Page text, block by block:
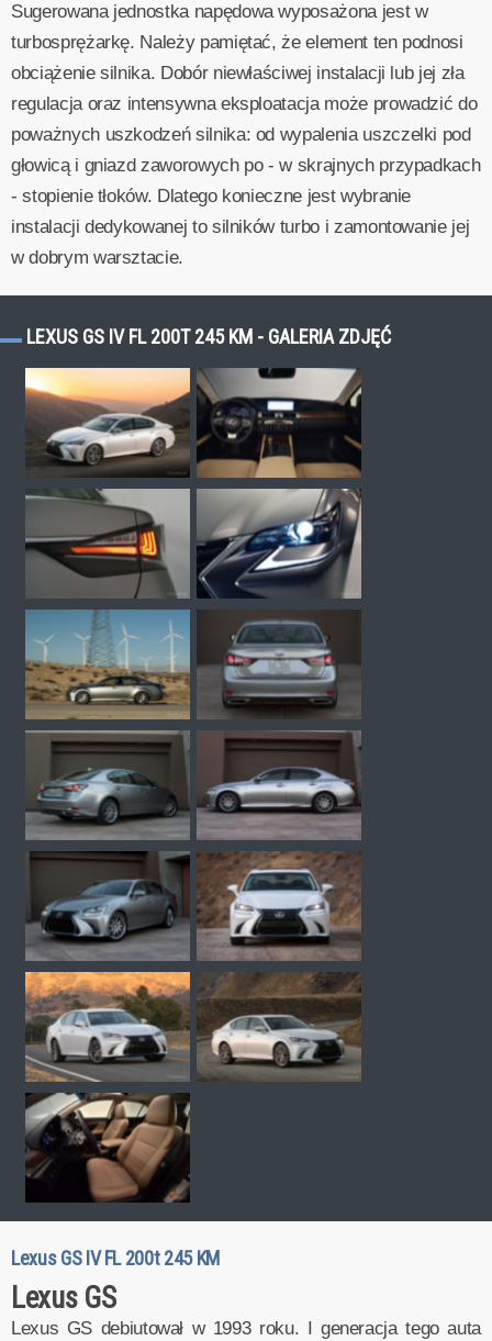
Sugerowana jednostka napędowa wyposażona jest w
turbosprężarkę. Należy pamiętać, że element ten podnosi
obciążenie silnika. Dobór niewłaściwej instalacji lub jej zła
regulacja oraz intensywna eksploatacja może prowadzić do
poważnych uszkodzeń silnika: od wypalenia uszczelki pod
głowicą i gniazd zaworowych po - w skrajnych przypadkach
- stopienie tłoków. Dlatego konieczne jest wybranie
instalacji dedykowanej to silników turbo i zamontowanie jej
w dobrym warsztacie.
LEXUS GS IV FL 200T 245 KM - GALERIA ZDJĘĆ
Lexus GS IV FL 200t 245 KM
Lexus GS
Lexus GS debiutował w 1993 roku. I generacja tego auta